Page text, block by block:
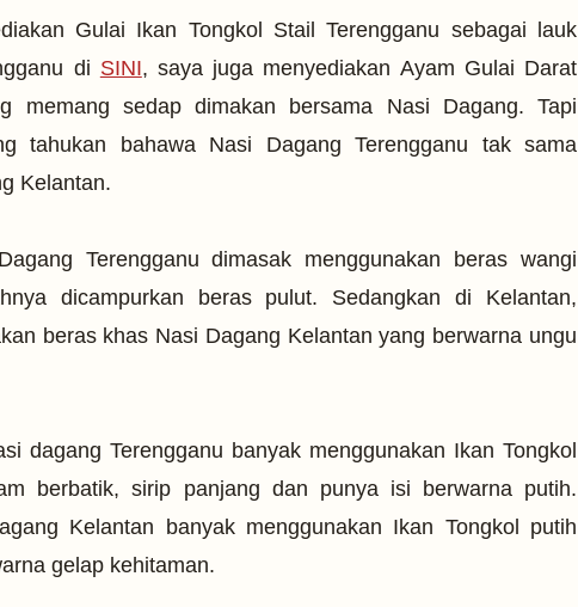
Gulai Ikan Tongkol Stail Terengganu sebagai lauk
di SINI, saya juga menyediakan Ayam Gulai Darat
memang sedap dimakan bersama Nasi Dagang. Tapi
tahukan bahawa Nasi Dagang Terengganu tak sama
Kelantan.
Terengganu dimasak menggunakan beras wangi
dicampurkan beras pulut. Sedangkan di Kelantan,
beras khas Nasi Dagang Kelantan yang berwarna ungu
dagang Terengganu banyak menggunakan Ikan Tongkol
berbatik, sirip panjang dan punya isi berwarna putih.
Kelantan banyak menggunakan Ikan Tongkol putih
gelap kehitaman.